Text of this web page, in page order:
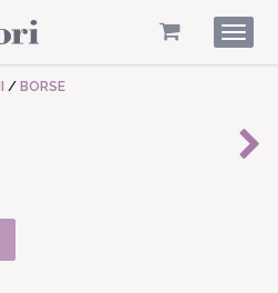
/ BORSE